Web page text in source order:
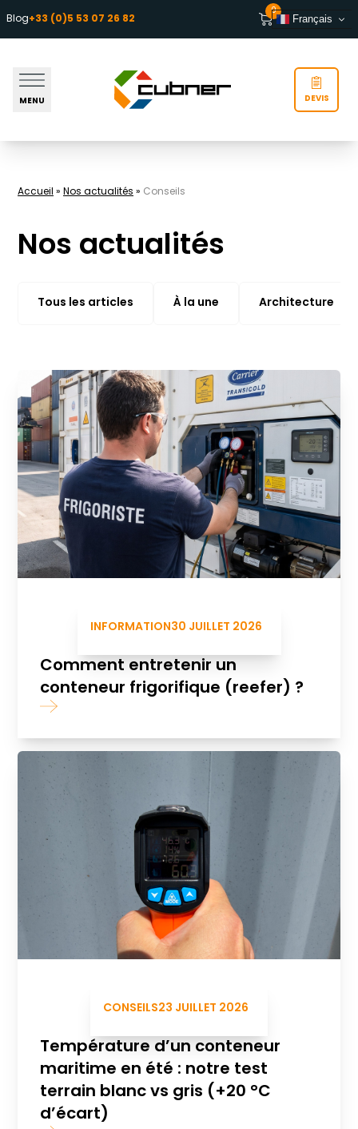
Aller au contenu
Blog+33 (0)5 53 07 26 82
0
Français
MENU DEVIS
Accueil» Nos actualités» Conseils
Nos actualités
Tous les articles À la une Architecture
INFORMATION30 JUILLET 2026
Comment entretenir un
conteneur frigorifique (reefer) ?
CONSEILS23 JUILLET 2026
Température d’un conteneur
maritime en été : notre test
terrain blanc vs gris (+20 °C
d’écart)